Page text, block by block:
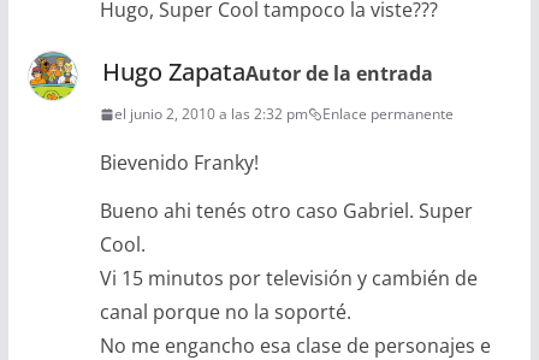
Hugo, Super Cool tampoco la viste???
Hugo ZapataAutor de la entrada
el junio 2, 2010 a las 2:32 pm Enlace permanente
Bievenido Franky!
Bueno ahi tenés otro caso Gabriel. Super
Cool.
Vi 15 minutos por televisión y cambién de
canal porque no la soporté.
No me engancho esa clase de personajes e